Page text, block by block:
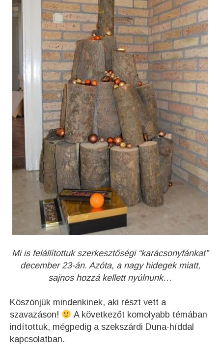
Mi is felállítottuk szerkesztőségi “karácsonyfánkat”
december 23-án. Azóta, a nagy hidegek miatt,
sajnos hozzá kellett nyúlnunk…
Köszönjük mindenkinek, aki részt vett a
szavazáson!
A következőt komolyabb témában
indítottuk, mégpedig a szekszárdi Duna-híddal
kapcsolatban.